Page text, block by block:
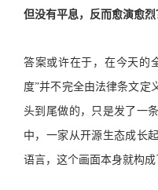
但没有平息，反而愈演愈烈
答案或许在于，在今天的
度”并不完全由法律条文定
头到尾做的，只是发了一
中，一家从开源生态成长
语言，这个画面本身就构成